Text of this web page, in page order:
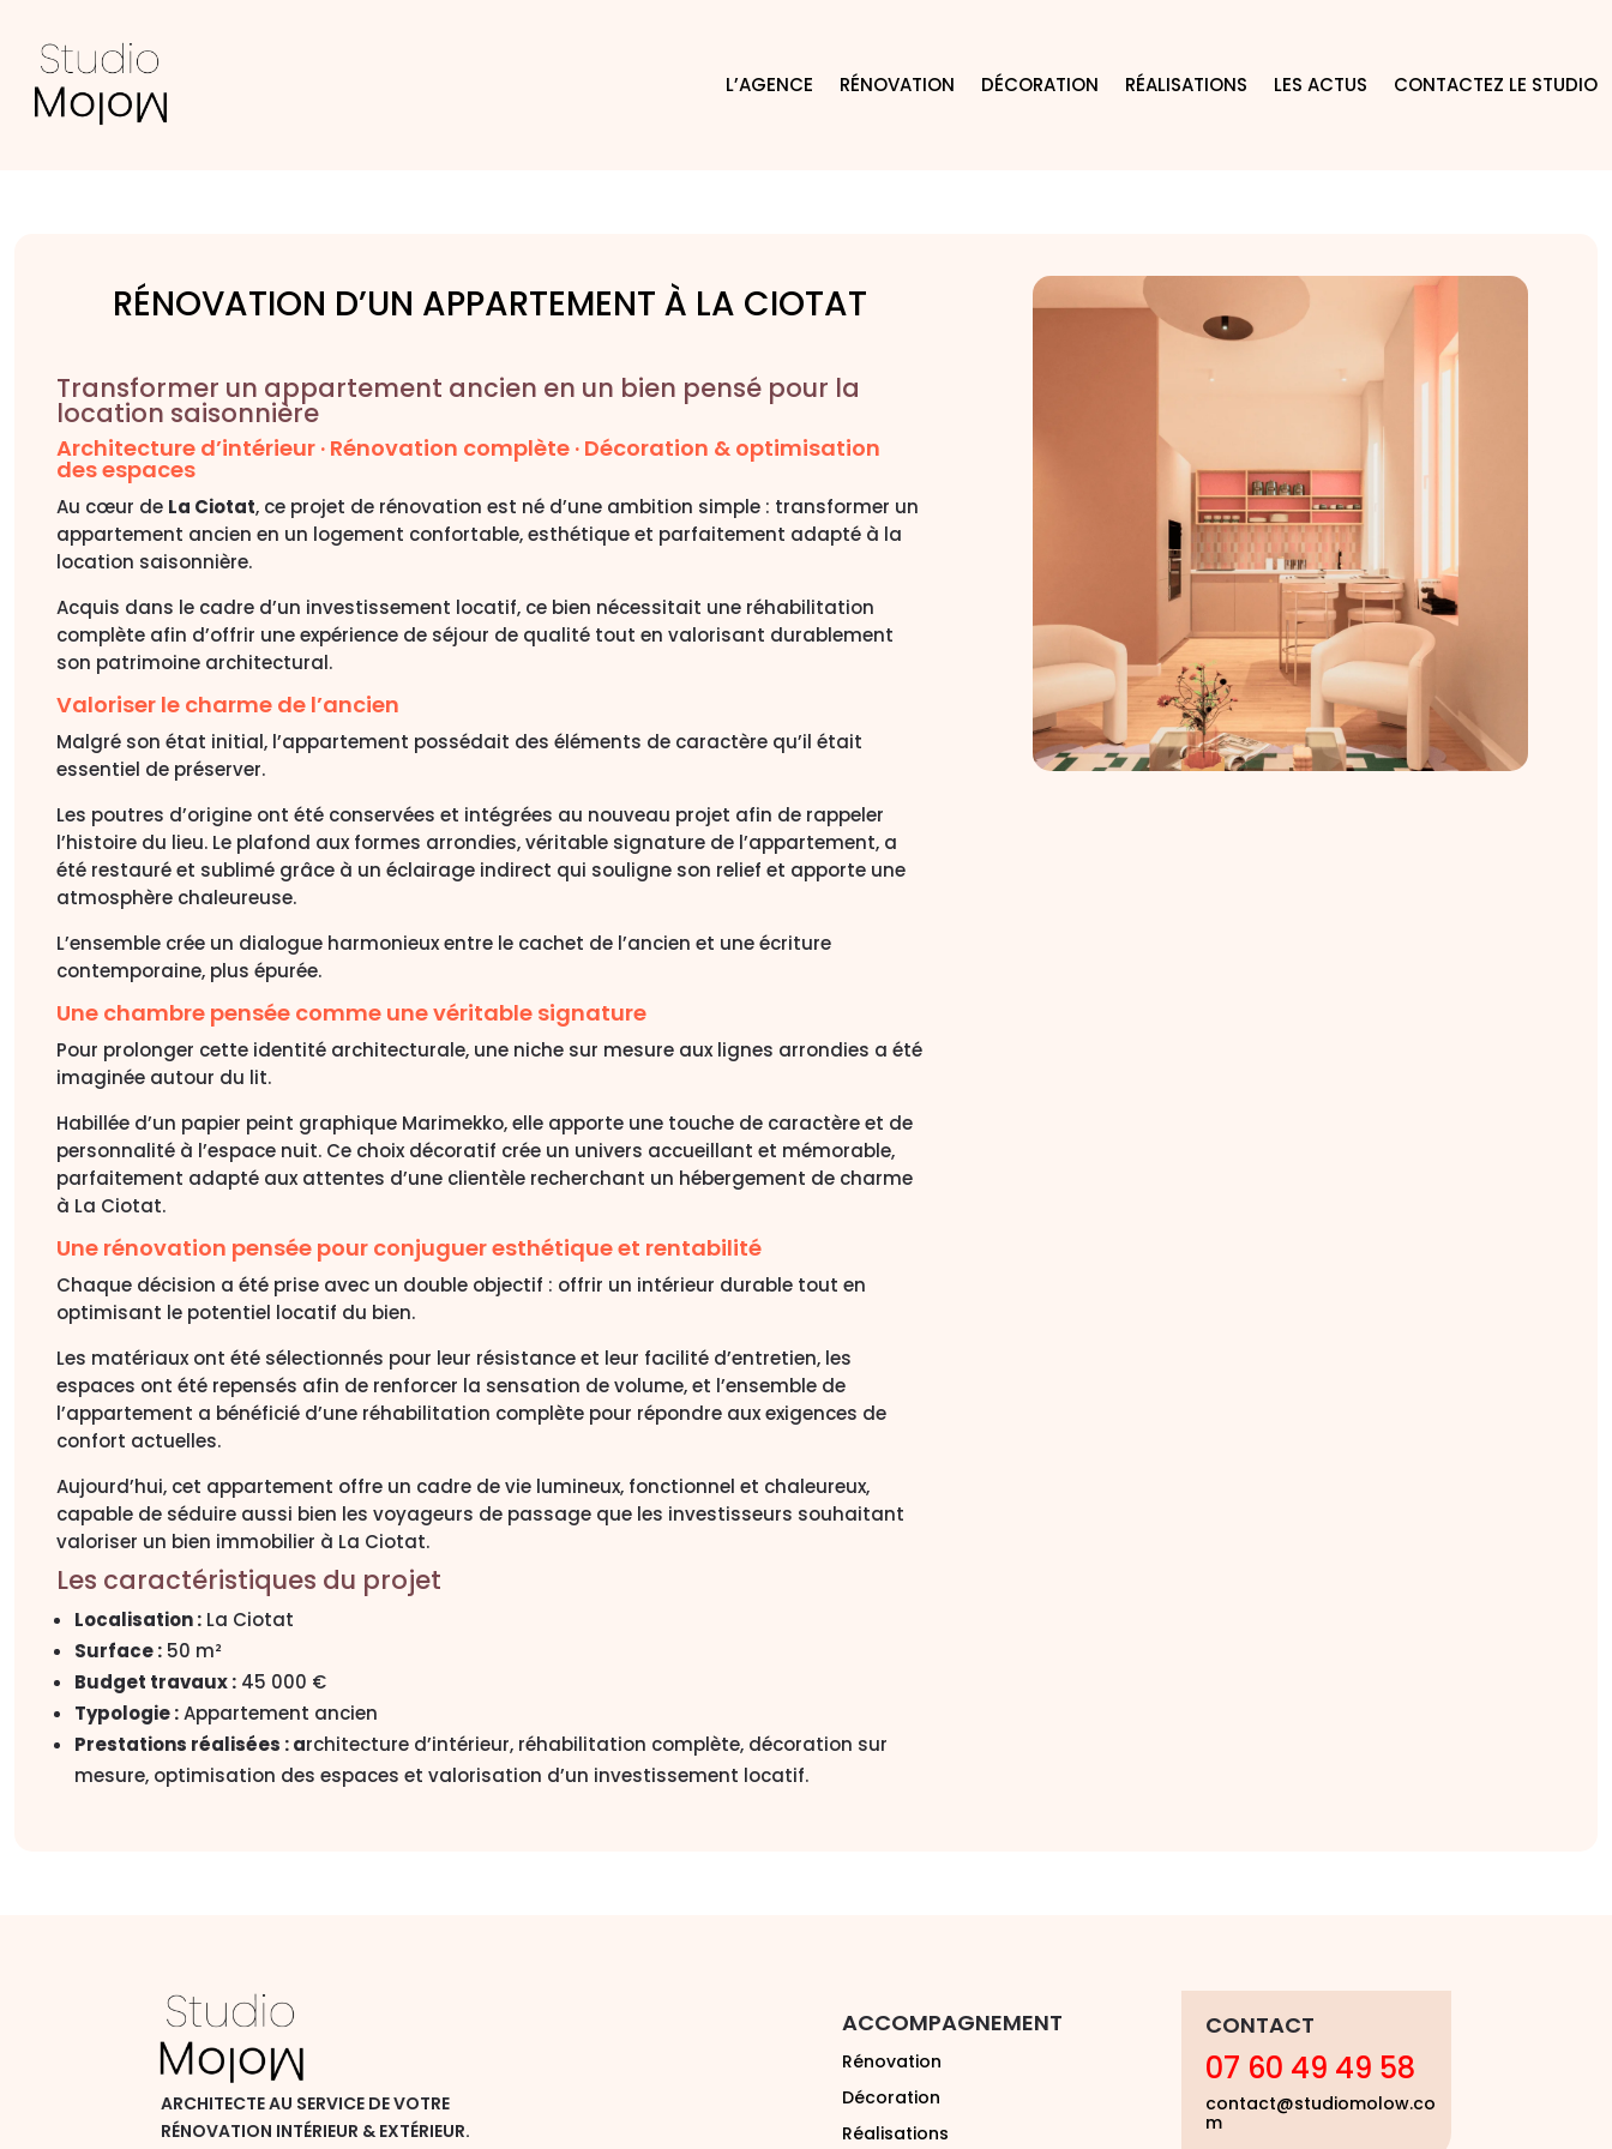
L’AGENCE RÉNOVATION DÉCORATION RÉALISATIONS LES ACTUS CONTACTEZ LE STUDIO
RÉNOVATION D’UN APPARTEMENT À LA CIOTAT
Transformer un appartement ancien en un bien pensé pour la
location saisonnière
Architecture d’intérieur · Rénovation complète · Décoration & optimisation
des espaces
Au cœur de La Ciotat, ce projet de rénovation est né d’une ambition simple : transformer un
appartement ancien en un logement confortable, esthétique et parfaitement adapté à la
location saisonnière.
Acquis dans le cadre d’un investissement locatif, ce bien nécessitait une réhabilitation
complète afin d’offrir une expérience de séjour de qualité tout en valorisant durablement
son patrimoine architectural.
Valoriser le charme de l’ancien
Malgré son état initial, l’appartement possédait des éléments de caractère qu’il était
essentiel de préserver.
Les poutres d’origine ont été conservées et intégrées au nouveau projet afin de rappeler
l’histoire du lieu. Le plafond aux formes arrondies, véritable signature de l’appartement, a
été restauré et sublimé grâce à un éclairage indirect qui souligne son relief et apporte une
atmosphère chaleureuse.
L’ensemble crée un dialogue harmonieux entre le cachet de l’ancien et une écriture
contemporaine, plus épurée.
Une chambre pensée comme une véritable signature
Pour prolonger cette identité architecturale, une niche sur mesure aux lignes arrondies a été
imaginée autour du lit.
Habillée d’un papier peint graphique Marimekko, elle apporte une touche de caractère et de
personnalité à l’espace nuit. Ce choix décoratif crée un univers accueillant et mémorable,
parfaitement adapté aux attentes d’une clientèle recherchant un hébergement de charme
à La Ciotat.
Une rénovation pensée pour conjuguer esthétique et rentabilité
Chaque décision a été prise avec un double objectif : offrir un intérieur durable tout en
optimisant le potentiel locatif du bien.
Les matériaux ont été sélectionnés pour leur résistance et leur facilité d’entretien, les
espaces ont été repensés afin de renforcer la sensation de volume, et l’ensemble de
l’appartement a bénéficié d’une réhabilitation complète pour répondre aux exigences de
confort actuelles.
Aujourd’hui, cet appartement offre un cadre de vie lumineux, fonctionnel et chaleureux,
capable de séduire aussi bien les voyageurs de passage que les investisseurs souhaitant
valoriser un bien immobilier à La Ciotat.
Les caractéristiques du projet
Localisation : La Ciotat
Surface : 50 m²
Budget travaux : 45 000 €
Typologie :Appartement ancien
Prestations réalisées : architecture d’intérieur, réhabilitation complète, décoration sur
mesure, optimisation des espaces et valorisation d’un investissement locatif.
ARCHITECTE AU SERVICE DE VOTRE
RÉNOVATION INTÉRIEUR & EXTÉRIEUR.
ACCOMPAGNEMENT
Rénovation
Décoration
Réalisations
CONTACT
07 60 49 49 58
contact@studiomolow.co
m